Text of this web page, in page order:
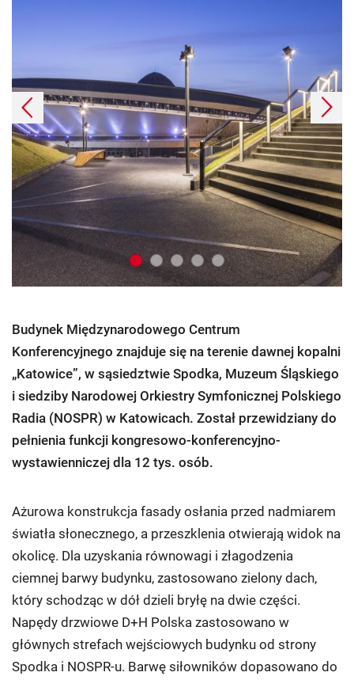
Poprzednie Dalej
Budynek Międzynarodowego Centrum
Konferencyjnego znajduje się na terenie dawnej kopalni
„Katowice”, w sąsiedztwie Spodka, Muzeum Śląskiego
i siedziby Narodowej Orkiestry Symfonicznej Polskiego
Radia (NOSPR) w Katowicach. Został przewidziany do
pełnienia funkcji kongresowo-konferencyjno-
wystawienniczej dla 12 tys. osób.
Ażurowa konstrukcja fasady osłania przed nadmiarem
światła słonecznego, a przeszklenia otwierają widok na
okolicę. Dla uzyskania równowagi i złagodzenia
ciemnej barwy budynku, zastosowano zielony dach,
który schodząc w dół dzieli bryłę na dwie części.
Napędy drzwiowe D+H Polska zastosowano w
głównych strefach wejściowych budynku od strony
Spodka i NOSPR-u. Barwę siłowników dopasowano do